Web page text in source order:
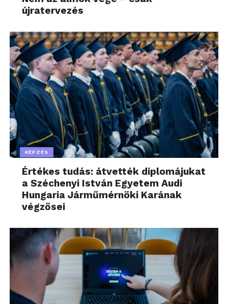
újratervezés
KÉPZÉS
Értékes tudás: átvették diplomájukat
a Széchenyi István Egyetem Audi
Hungaria Járműmérnöki Karának
végzősei